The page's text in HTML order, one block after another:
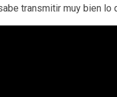
transmitir muy bien lo